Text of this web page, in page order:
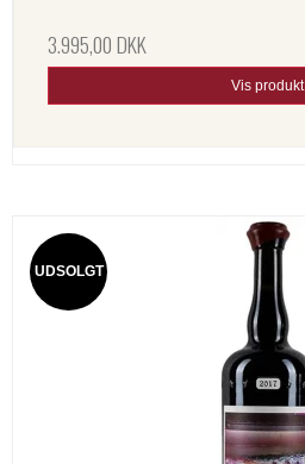
3.995,00 DKK
Vis produkt
UDSOLGT